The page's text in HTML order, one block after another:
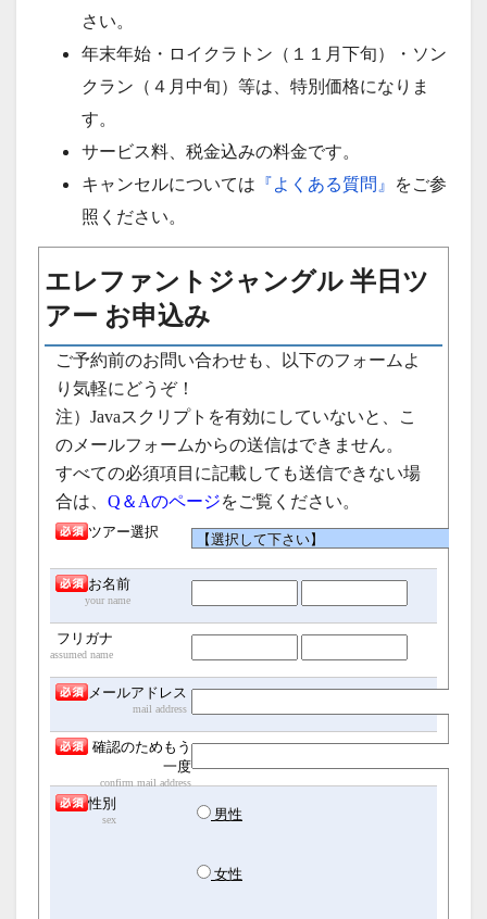
さい。
年末年始・ロイクラトン（１１月下旬）・ソン
クラン（４月中旬）等は、特別価格になりま
す。
サービス料、税金込みの料金です。
キャンセルについては 『よくある質問』 をご参
照ください。